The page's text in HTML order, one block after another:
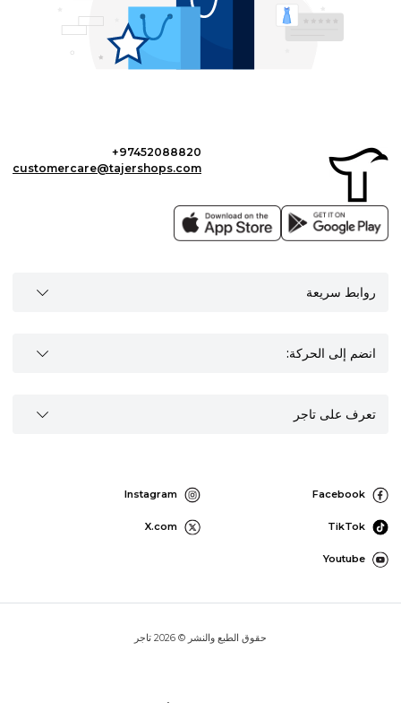
+97452088820
customercare@tajershops.com
روابط سريعة
انضم إلى الحركة:
تعرف على تاجر
Facebook
Instagram
TikTok
X.com
Youtube
حقوق الطبع والنشر © 2026 تاجر